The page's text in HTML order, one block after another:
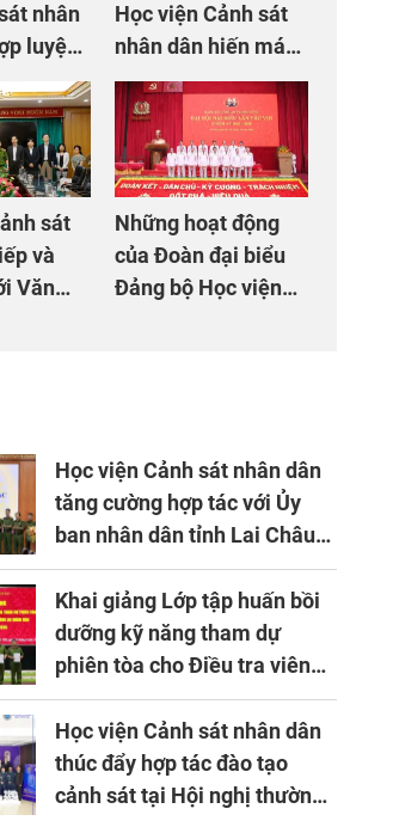
nhân
luyện
hội chào
Đảng
Học viện Cảnh sát
nhân dân hiến máu
giúp dân và đồng
đội
sát
và
Văn
Nam
Những hoạt động
của Đoàn đại biểu
Đảng bộ Học viện
- 2030
Học viện Cảnh sát nhân dân
tăng cường hợp tác với Ủy
ban nhân dân tỉnh Lai Châu
về ứng dụng khoa học công
nghệ trong lĩnh vực đấu tranh
phòng, chống tội phạm
Khai giảng Lớp tập huấn bồi
dưỡng kỹ năng tham dự
phiên tòa cho Điều tra viên
khóa 1 năm 2026
Học viện Cảnh sát nhân dân
thúc đẩy hợp tác đào tạo
cảnh sát tại Hội nghị thường